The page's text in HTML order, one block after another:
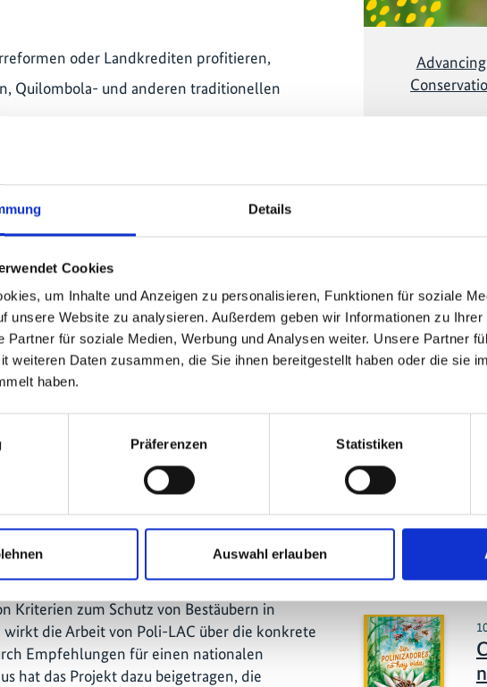
Details
Cookies
um Inhalte und Anzeigen zu personalisieren, Funktionen für soziale
unsere Website zu analysieren. Außerdem geben wir Informationen zu Ihrer
Partner für soziale Medien, Werbung und Analysen weiter. Unsere Partner
weiteren Daten zusammen, die Sie ihnen bereitgestellt haben oder die sie
haben.
Präferenzen Statistiken
Auswahl erlauben
oder Landkrediten profitieren,
Quilombola- und anderen traditionellen
stadtnahen Gebieten,
Regionen (15 bis 29 Jahre).
Lebensräume mit der
die von Frauen bewirtschaftet werden,
politische Maßnahmen gleichzeitig die
die Nahrungsmittelproduktion,
den Erhalt der biologischen Vielfalt angehen
Poli-LAC-Projekt besteht darin, die Sichtbarkeit
zu fördern und sicherzustellen, dass die
Praktiken, den Erhalt der
zum Schutz von Bestäubern
Systeme integrieren. Dies ist nicht nur
vor Ort aufzuzeigen, sondern auch, um die
Einbeziehung des Bestäuberschutzes in
zu stärken.
Kriterien zum Schutz von Bestäubern in
die Arbeit von Poli-LAC über die konkrete
Empfehlungen für einen nationalen
hat das Projekt dazu beigetragen, die
Diese Inhalte
die Marketing-
, um
Coffee
Projekt